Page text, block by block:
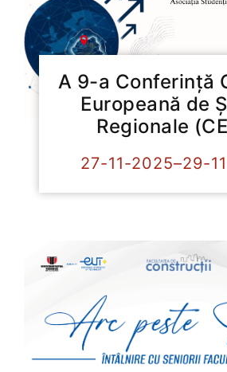
A 9-a Conferință
Europeană de
Regionale
27-11-2025–29-